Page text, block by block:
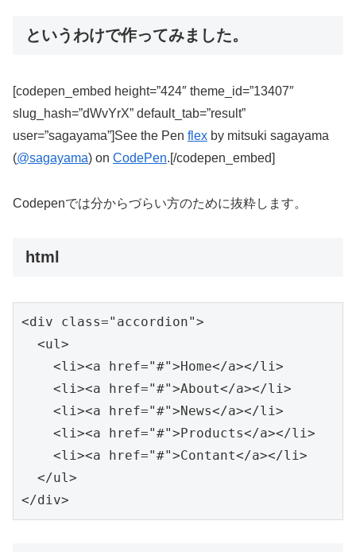
というわけで作ってみました。
[codepen_embed height=”424″ theme_id=”13407″
slug_hash=”dWvYrX” default_tab=”result”
user=”sagayama”]See the Pen flex by mitsuki sagayama
(@sagayama) on CodePen.[/codepen_embed]
Codepenでは分からづらい方のために抜粋します。
html
<div class="accordion">
  <ul>
    <li><a href="#">Home</a></li>
    <li><a href="#">About</a></li>
    <li><a href="#">News</a></li>
    <li><a href="#">Products</a></li>
    <li><a href="#">Contant</a></li>
  </ul>
</div>